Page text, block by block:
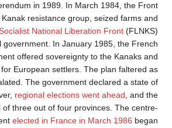
in 1989. In March 1984, the Front
Kanak resistance group, seized farms and
Socialist National Liberation Front(FLNKS)
government. In January 1985, the French
offered sovereignty to the Kanaks and
for European settlers. The plan faltered as
The government declared a state of
regional elections went ahead , and the
of three out of four provinces. The centre-
elected in France in March 1986began